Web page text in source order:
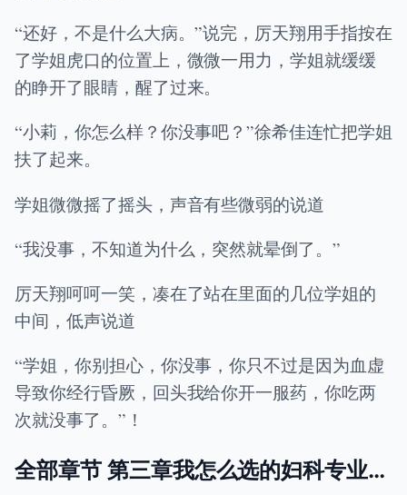
“还好，不是什么大病。”说完，厉天翔用手指按在
了学姐虎口的位置上，微微一用力，学姐就缓缓
的睁开了眼睛，醒了过来。
“小莉，你怎么样？你没事吧？”徐希佳连忙把学姐
扶了起来。
学姐微微摇了摇头，声音有些微弱的说道
“我没事，不知道为什么，突然就晕倒了。”
厉天翔呵呵一笑，凑在了站在里面的几位学姐的
中间，低声说道
“学姐，你别担心，你没事，你只不过是因为血虚
导致你经行昏厥，回头我给你开一服药，你吃两
次就没事了。”！
全部章节 第三章我怎么选的妇科专业…